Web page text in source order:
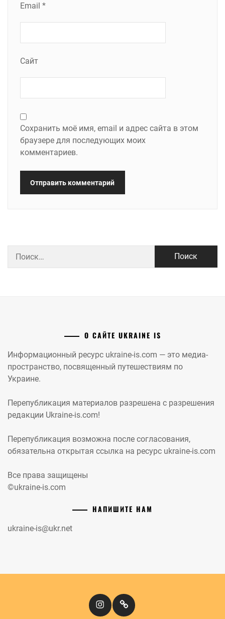
Email *
Сайт
Сохранить моё имя, email и адрес сайта в этом
браузере для последующих моих
комментариев.
О САЙТЕ UKRAINE IS
Информационный ресурс ukraine-is.com — это медиа-
пространство, посвященный путешествиям по
Украине.
Перепубликация материалов разрешена с разрешения
редакции Ukraine-is.com!
Перепубликация возможна после согласования,
обязательна открытая ссылка на ресурс ukraine-is.com
Все права защищены
©ukraine-is.com
НАПИШИТЕ НАМ
ukraine-is@ukr.net
InstagramКіномандри